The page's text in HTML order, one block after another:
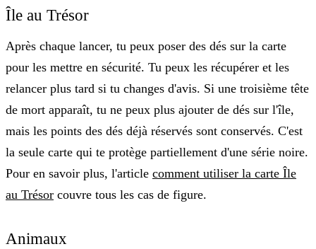
Île au Trésor
Après chaque lancer, tu peux poser des dés sur la carte
pour les mettre en sécurité. Tu peux les récupérer et les
relancer plus tard si tu changes d'avis. Si une troisième tête
de mort apparaît, tu ne peux plus ajouter de dés sur l'île,
mais les points des dés déjà réservés sont conservés. C'est
la seule carte qui te protège partiellement d'une série noire.
Pour en savoir plus, l'article comment utiliser la carte Île
au Trésor couvre tous les cas de figure.
Animaux